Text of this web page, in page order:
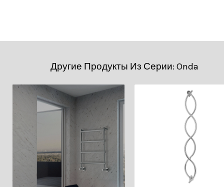
Другие Продукты Из Серии: Onda